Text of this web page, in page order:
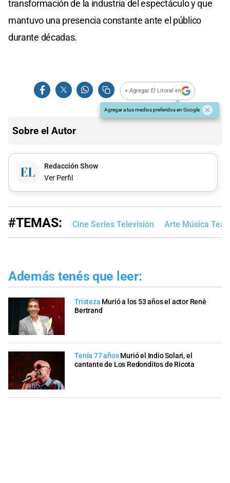
transformación de la industria del espectáculo y que
mantuvo una presencia constante ante el público
durante décadas.
+ Agregar El Litoral en
Agregar a tus medios preferidos en Google
Sobre el Autor
Redacción Show
Ver Perfil
#TEMAS: Cine Series Televisión Arte Música
Además tenés que leer:
Tristeza Murió a los 53 años el actor René
Bertrand
Tenía 77 años Murió el Indio Solari, el
cantante de Los Redonditos de Ricota